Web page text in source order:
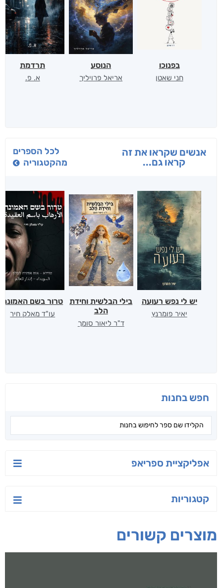
חפש בחנות
אפליקציית ספריאפ
קטגוריות
בפנוכו
חני שאטן
הנוסע
אריאל פרויליך
תרדמת
א. פ.
אנשים שקראו את זה
קראו גם...
לכל הספרים
מהקטגוריה
יש לי נפש רעועה
יאיר פומרנץ
בילי הבלשית וחידת
הלב
ד"ר ליאור סומך
טרור בשם האמונה
עו"ד מאלק חיר
מוצרים קשורים